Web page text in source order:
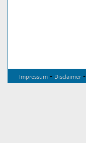
Impressum - Disclaimer-